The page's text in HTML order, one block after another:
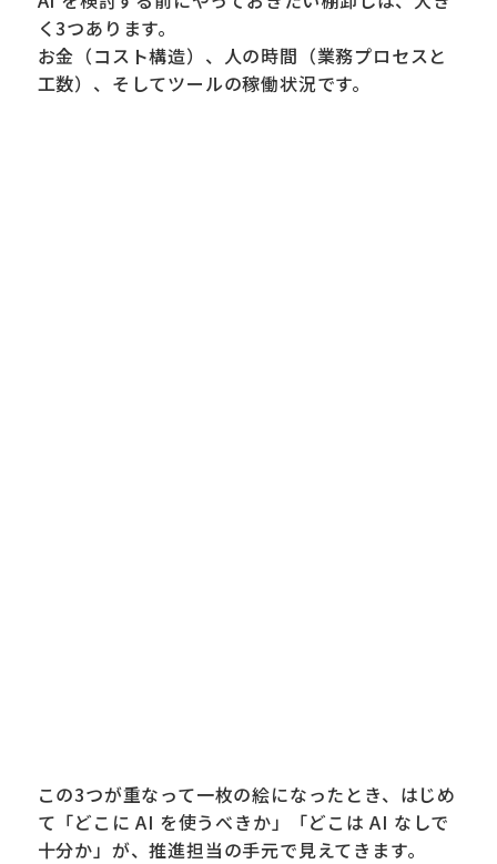
く3つあります。
お金（コスト構造）、人の時間（業務プロセスと
工数）、そしてツールの稼働状況です。
この3つが重なって一枚の絵になったとき、はじめ
て「どこに AI を使うべきか」「どこは AI なしで
十分か」が、推進担当の手元で見えてきます。